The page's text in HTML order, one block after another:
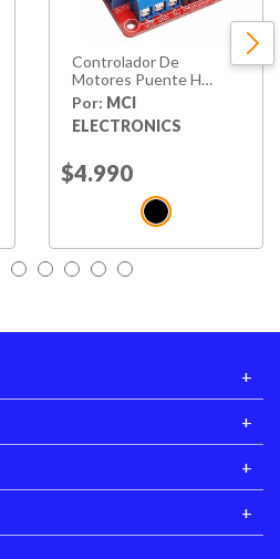
Controlador De
Motores Puente H
L298n
Por: MCI
ELECTRONICS
Price reduced from
$4.990